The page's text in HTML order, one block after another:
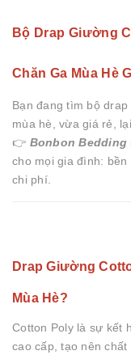
Bộ Drap Giường
Chăn Ga Mùa Hè
Bạn đang tìm bộ
mùa hè, vừa giá rẻ,
👉 Bonbon Bedding
cho mọi gia đình:
chi phí.
Drap Giường
Mùa Hè?
Cotton Poly là sự kết
cao cấp, tạo nên chất